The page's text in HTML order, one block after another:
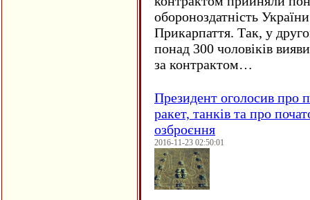
обороноздатність
Прикарпаття. Так, у
понад 300 чоловіків
за контрактом…
Президент оголосив про
ракет, танків та про
озброєння
2016-11-23 02:50:01